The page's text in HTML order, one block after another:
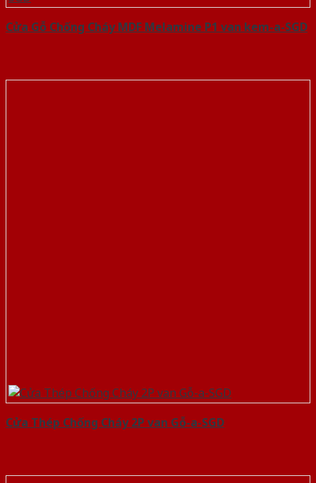
Cửa Gỗ Chống Cháy MDF Melamine P1 van kem-a-SGD
Cửa Thép Chống Cháy 2P van Gỗ-a-SGD